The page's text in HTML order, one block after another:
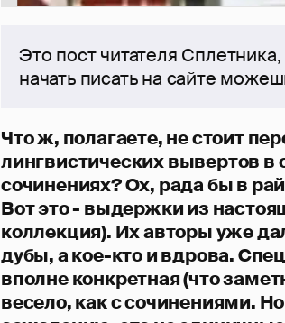
Это пост читателя Сплетника,
начать писать на сайте
Что ж, полагаете, не стоит
лингвистических вывертов
сочинениях? Ох, рада бы в
Вот это - выдержки из
коллекция). Их авторы уже
дубы, а кое-кто и вдрова.
вполне конкретная (что
весело, как с сочинениями.